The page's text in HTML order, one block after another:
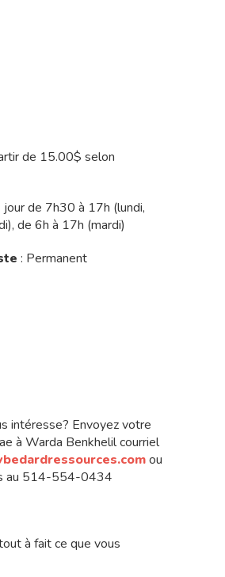
de 15.00$ selon
jour de 7h30 à 17h (lundi,
de 6h à 17h (mardi)
: Permanent
intéresse? Envoyez votre
à Warda Benkhelil courriel
ou
au 514-554-0434
à fait ce que vous